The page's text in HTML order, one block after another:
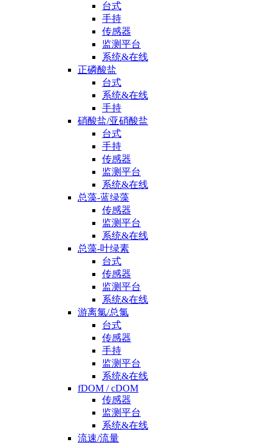
台式
手持
传感器
监测平台
系统&在线
正磷酸盐
台式
系统&在线
手持
硝酸盐/亚硝酸盐
台式
手持
传感器
监测平台
系统&在线
总藻-蓝绿藻
传感器
监测平台
系统&在线
总藻-叶绿素
台式
传感器
监测平台
系统&在线
游离氯/总氯
台式
传感器
手持
监测平台
系统&在线
fDOM / cDOM
传感器
监测平台
系统&在线
流速/流量